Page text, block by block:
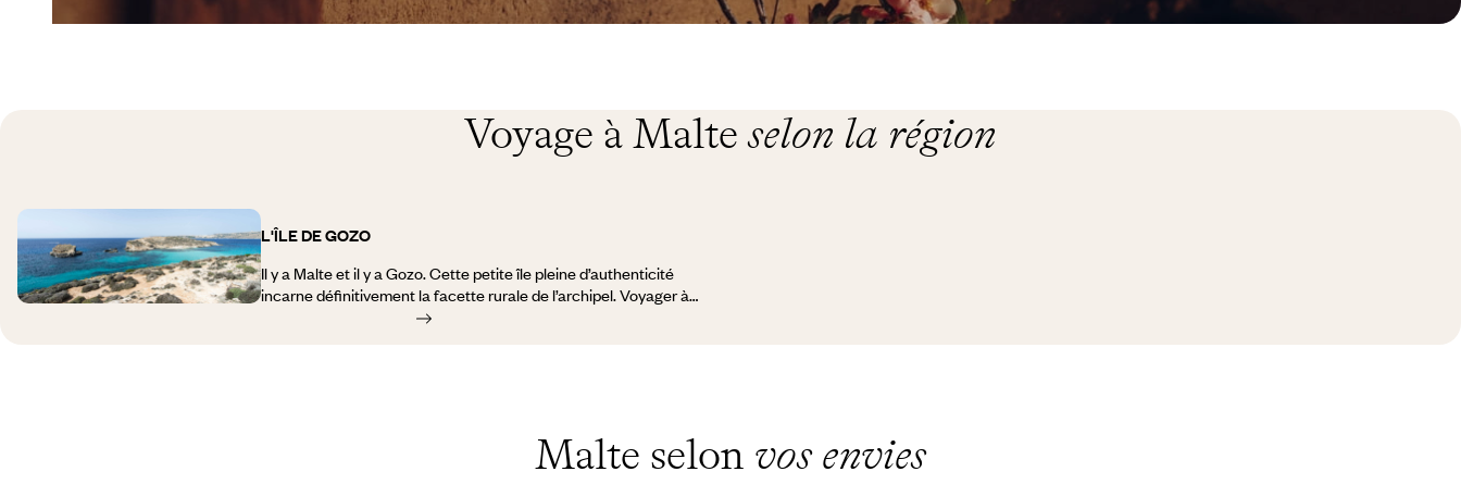
Voyage à Malteselon la région
L'ÎLE DE GOZO
Il y a Malte et il y a Gozo. Cette petite île pleine d’authenticité
incarne définitivement la facette rurale de l’archipel. Voyager à
Gozo, c’est accepter de lever le pied, de se mettre, comme ses
cristallines. Parfois, on a l’impression que le temps s’est arrêté,
que la bruyère est trop verte sur la colline, que la sieste sous les
Malte selon vos envies